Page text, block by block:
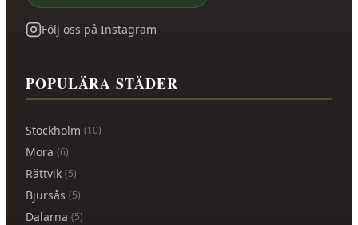
Följ oss på Instagram
POPULÄRA STÄDER
Stockholm (10)
Mora (6)
Rättvik (5)
Bjursås (5)
Dalarna (5)